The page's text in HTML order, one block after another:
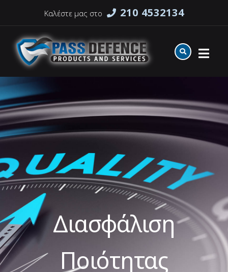
Καλέστε μας στο 210 4532134
Διασφάλιση
Ποιότητας